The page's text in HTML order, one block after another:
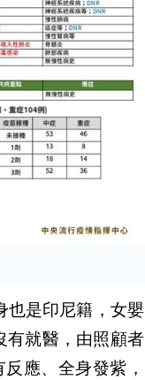
也是印尼籍，女嬰
就醫，由照顧者
應、全身發紫，